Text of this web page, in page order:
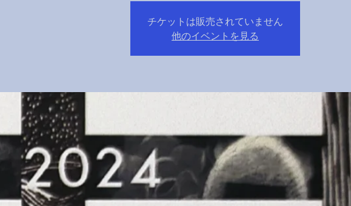
チケットは販売されていません
他のイベントを見る